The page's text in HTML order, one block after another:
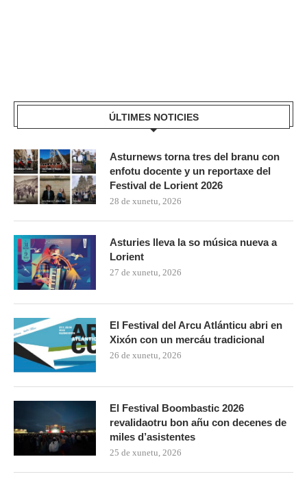
ÚLTIMES NOTICIES
Asturnews torna tres del branu con
enfotu docente y un reportaxe del
Festival de Lorient 2026
28 de xunetu, 2026
Asturies lleva la so música nueva a
Lorient
27 de xunetu, 2026
El Festival del Arcu Atlánticu abri en
Xixón con un mercáu tradicional
26 de xunetu, 2026
El Festival Boombastic 2026
revalidaotru bon añu con decenes de
miles d’asistentes
25 de xunetu, 2026